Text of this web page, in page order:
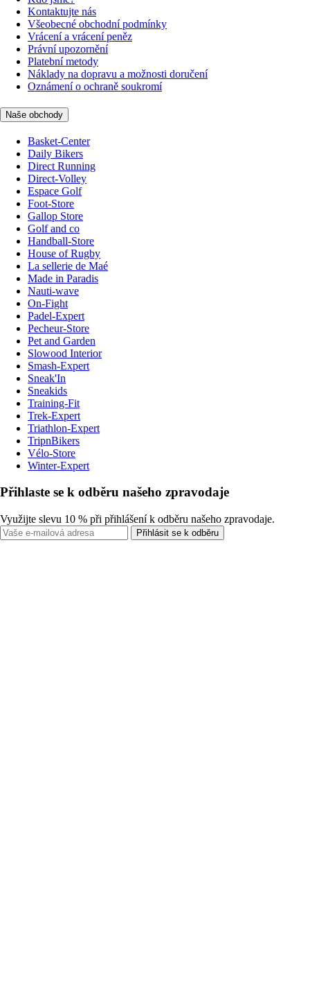
Kontaktujte nás
Všeobecné obchodní podmínky
Vrácení a vrácení peněz
Právní upozornění
Platební metody
Náklady na dopravu a možnosti doručení
Oznámení o ochraně soukromí
Naše obchody
Basket-Center
Daily Bikers
Direct Running
Direct-Volley
Espace Golf
Foot-Store
Gallop Store
Golf and co
Handball-Store
House of Rugby
La sellerie de Maé
Made in Paradis
Nauti-wave
On-Fight
Padel-Expert
Pecheur-Store
Pet and Garden
Slowood Interior
Smash-Expert
Sneak'In
Sneakids
Training-Fit
Trek-Expert
Triathlon-Expert
TripnBikers
Vélo-Store
Winter-Expert
Přihlaste se k odběru našeho zpravodaje
Využijte slevu 10 % při přihlášení k odběru našeho zpravodaje.
Přihlásit se k odběru